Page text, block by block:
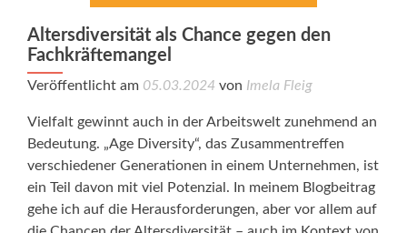
Altersdiversität als Chance gegen den
Fachkräftemangel
Veröffentlicht am 05.03.2024 von Imela Fleig
Vielfalt gewinnt auch in der Arbeitswelt zunehmend an
Bedeutung. „Age Diversity“, das Zusammentreffen
verschiedener Generationen in einem Unternehmen, ist
ein Teil davon mit viel Potenzial. In meinem Blogbeitrag
gehe ich auf die Herausforderungen, aber vor allem auf